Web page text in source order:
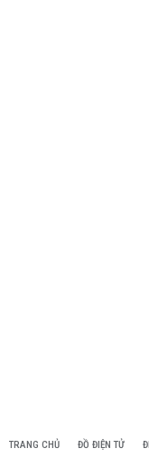
TRANG CHỦ ĐỒ ĐIỆN TỬ